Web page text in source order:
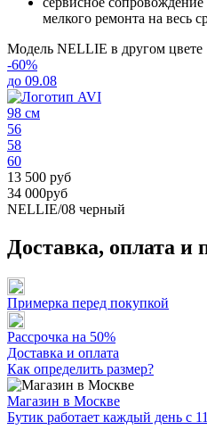
мелкого ремонта на весь
Модель NELLIE в другом цвете
-60%
до 09.08
98 см
56
58
60
13 500 руб
34 000руб
NELLIE/08 черный
Доставка, оплата и
Примерка перед покупкой
Рассрочка на 50%
Доставка и оплата
Как определить размер?
Магазин в Москве
Бутик работает каждый день с